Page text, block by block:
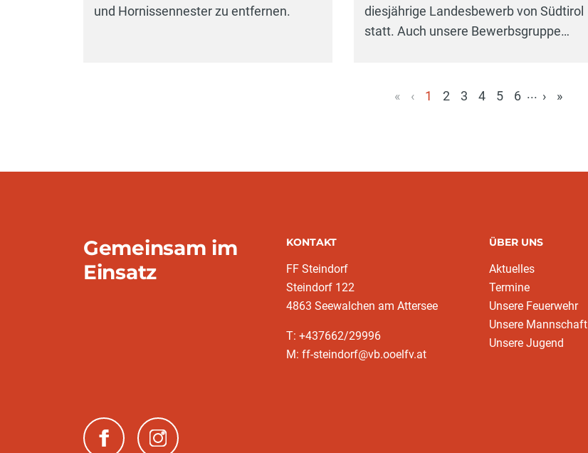
und Hornissennester zu entfernen.
diesjährige Landesbewerb von Südtirol
statt. Auch unsere Bewerbsgruppe…
« ‹
1
2 3 4 5 6 ... › »
Gemeinsam im
Einsatz
KONTAKT
FF Steindorf
Steindorf 122
4863 Seewalchen am Attersee
T: +437662/29996
M: ff-steindorf@vb.ooelfv.at
ÜBER UNS
Aktuelles
Termine
Unsere Feuerwehr
Unsere Mannschaft
Unsere Jugend